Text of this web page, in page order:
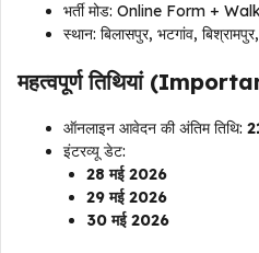
भर्ती मोड: Online Form +
स्थान: बिलासपुर, भटगांव,
महत्वपूर्ण तिथियां
ऑनलाइन आवेदन की अंतिम तिथि:
इंटरव्यू डेट:
28 मई 2026
29 मई 2026
30 मई 2026